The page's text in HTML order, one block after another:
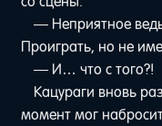
— Неприятное ведь
Проиграть, но не
— И… что с того?!
Кацураги вновь
момент мог